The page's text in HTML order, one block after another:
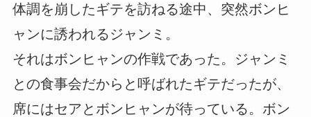
体調を崩したギテを訪ねる途中、突然ボンヒ
ャンに誘われるジャンミ。
それはボンヒャンの作戦であった。ジャンミ
との食事会だからと呼ばれたギテだったが、
席にはセアとボンヒャンが待っている。ボン